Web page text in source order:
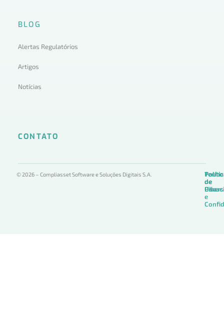
BLOG
Alertas Regulatórios
Artigos
Notícias
CONTATO
© 2026 – Compliasset Software e Soluções Digitais S.A.
de
Uso
de
de
e